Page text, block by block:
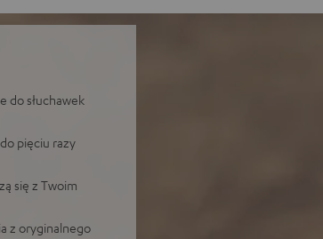
do słuchawek
pięciu razy
się z Twoim
z oryginalnego